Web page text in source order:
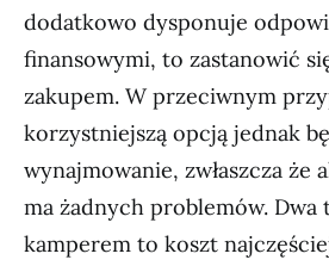
dodatkowo dysponuje
finansowymi, to zastanowić
zakupem. W przeciwnym
korzystniejszą opcją jednak
wynajmowanie, zwłaszcza że
ma żadnych problemów. Dwa
kamperem to koszt